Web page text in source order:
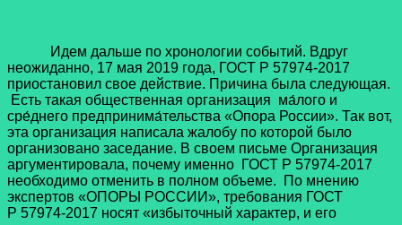
Идем дальше по хронологии событий. Вдруг
неожиданно, 17 мая 2019 года, ГОСТ Р 57974-2017
приостановил свое действие. Причина была следующая.
Есть такая общественная организация ма́лого и
сре́днего предпринима́тельства «Опора России». Так вот,
эта организация написала жалобу по которой было
организовано заседание. В своем письме Организация
аргументировала, почему именно ГОСТ Р 57974-2017
необходимо отменить в полном объеме. По мнению
экспертов «ОПОРЫ РОССИИ», требования ГОСТ
Р 57974-2017 носят «избыточный характер, и его